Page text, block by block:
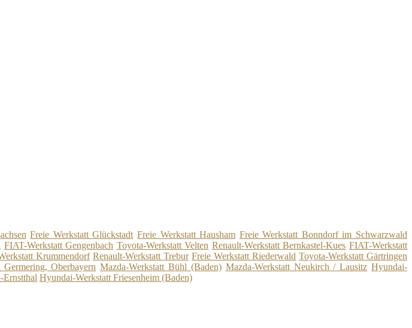
Freie Werkstatt Glückstadt Freie Werkstatt Hausham Freie Werkstatt Bonndorf im Schwarzwald
FIAT-Werkstatt Gengenbach Toyota-Werkstatt Velten Renault-Werkstatt Bernkastel-Kues FIAT-Werkstatt
Krummendorf Renault-Werkstatt Trebur Freie Werkstatt Riederwald Toyota-Werkstatt Gärtringen
Oberbayern Mazda-Werkstatt Bühl (Baden) Mazda-Werkstatt Neukirch / Lausitz Hyundai-
Ernstthal Hyundai-Werkstatt Friesenheim (Baden)